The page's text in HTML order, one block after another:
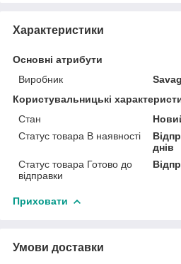
Характеристики
Основні атрибути
Виробник
Користувальницькі
Стан
Статус товара В наявності
днів
Статус товара Готово до
відправки
Приховати
Умови доставки